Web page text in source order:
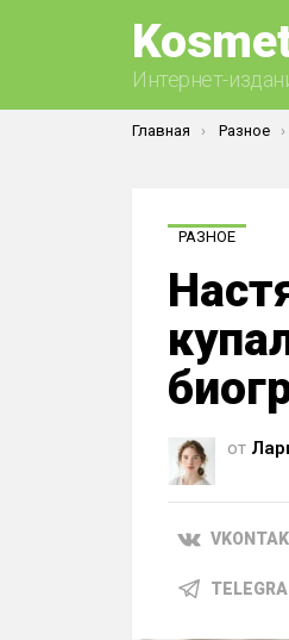
Интернет-
Вы здесь:
Главная Разное
РАЗНОЕ
от